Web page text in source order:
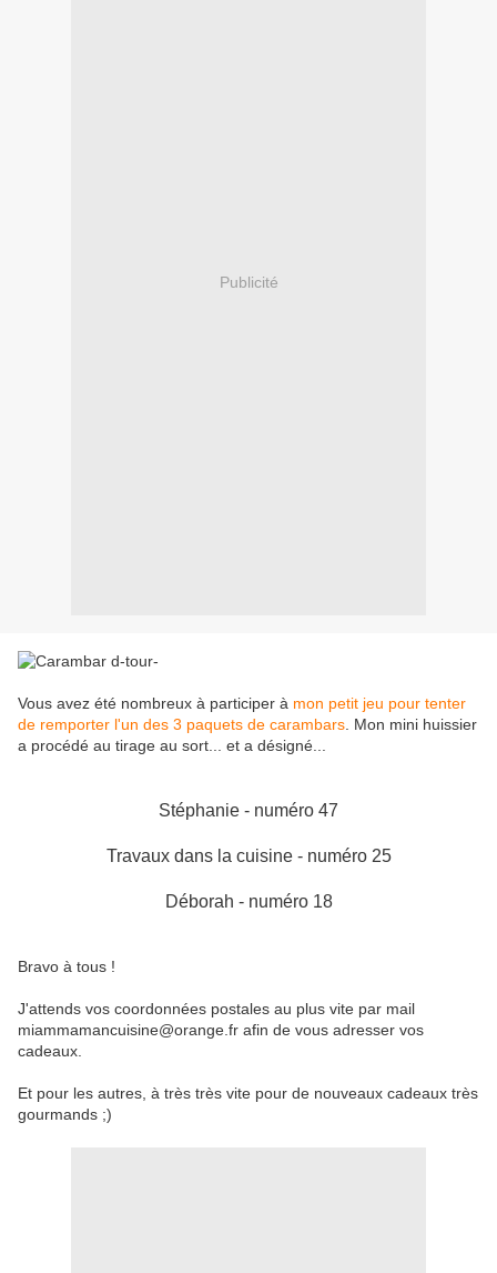
Publicité
Vous avez été nombreux à participer à mon petit jeu pour tenter
de remporter l'un des 3 paquets de carambars . Mon mini huissier
a procédé au tirage au sort... et a désigné...
Stéphanie - numéro 47
Travaux dans la cuisine - numéro 25
Déborah - numéro 18
Bravo à tous !
J'attends vos coordonnées postales au plus vite par mail
miammamancuisine@orange.fr afin de vous adresser vos
cadeaux.
Et pour les autres, à très très vite pour de nouveaux cadeaux très
gourmands ;)